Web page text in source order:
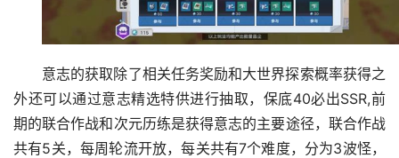
意志的获取除了相关任务奖励和大世界探索概率获得之
外还可以通过意志精选特供进行抽取，保底40必出SSR,前
期的联合作战和次元历练是获得意志的主要途径，联合作战
共有5关，每周轮流开放，每关共有7个难度，分为3波怪，